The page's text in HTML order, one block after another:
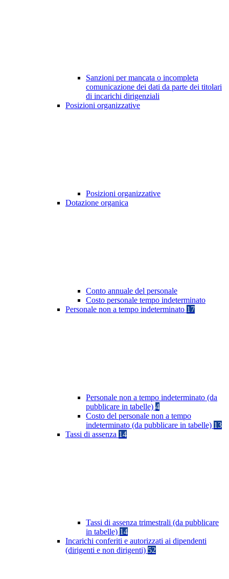
Sanzioni per mancata o incompleta
comunicazione dei dati da parte dei titolari
di incarichi dirigenziali
Posizioni organizzative
Posizioni organizzative
Dotazione organica
Conto annuale del personale
Costo personale tempo indeterminato
Personale non a tempo indeterminato 17
Personale non a tempo indeterminato (da
pubblicare in tabelle) 4
Costo del personale non a tempo
indeterminato (da pubblicare in tabelle) 13
Tassi di assenza 14
Tassi di assenza trimestrali (da pubblicare
in tabelle) 14
Incarichi conferiti e autorizzati ai dipendenti
(dirigenti e non dirigenti) 52